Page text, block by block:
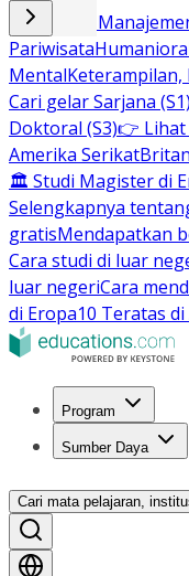
Bisnis dan
PariwisataHumaniora
MentalKeterampilan,
Cari gelar Sarjana (S1)
Doktoral (S3)👉 Lihat
Amerika Serikat
🏛 Studi Magister di
Selengkapnya
gratisMendapatkan
Cara studi di luar
luar negeriCara
di Eropa10 Teratas di
Program
Sumber Daya
Cari mata pelajaran,